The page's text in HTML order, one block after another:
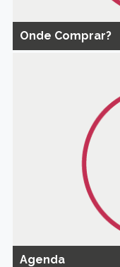
Onde Comprar?
Agenda